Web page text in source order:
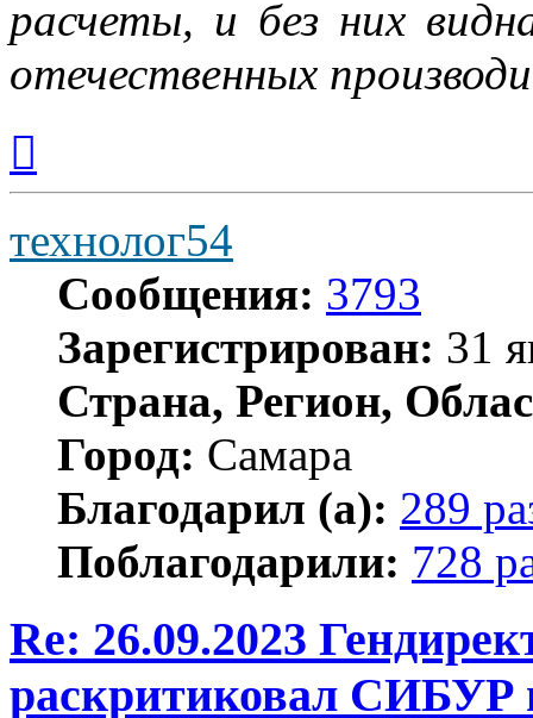
расчеты, и без них
отечественных
началу
технолог54
Сообщения: 3793
Зарегистрирован: 31
Страна, Регион,
Город: Самара
Благодарил (а): 289
Поблагодарили: 728
Re: 26.09.2023
раскритиковал СИБУР